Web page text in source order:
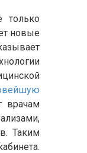
только
новые
врачам
Таким